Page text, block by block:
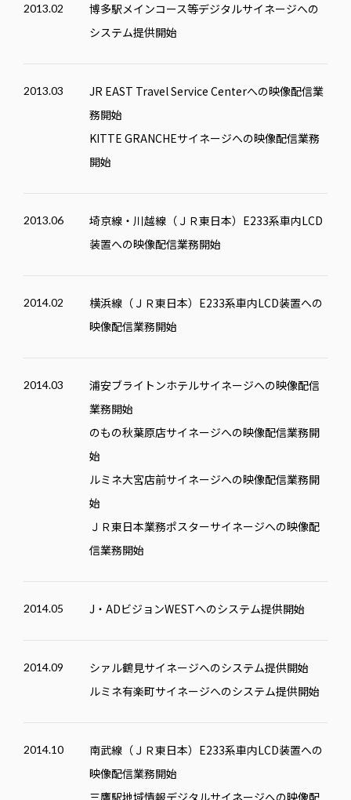
2013.02
博多駅メインコース等デジタルサイネージへの
システム提供開始
2013.03 JR EAST Travel Service Centerへの映像配信業
務開始
KITTE GRANCHEサイネージへの映像配信業務
開始
2013.06
埼京線・川越線（ＪＲ東日本）E233系車内LCD
装置への映像配信業務開始
2014.02
横浜線（ＪＲ東日本）E233系車内LCD装置への
映像配信業務開始
2014.03
浦安ブライトンホテルサイネージへの映像配信
業務開始
のもの秋葉原店サイネージへの映像配信業務開
始
ルミネ大宮店前サイネージへの映像配信業務開
始
ＪＲ東日本業務ポスターサイネージへの映像配
信業務開始
2014.05 J・ADビジョンWESTへのシステム提供開始
2014.09
シァル鶴見サイネージへのシステム提供開始
ルミネ有楽町サイネージへのシステム提供開始
2014.10
南武線（ＪＲ東日本）E233系車内LCD装置への
映像配信業務開始
三鷹駅地域情報デジタルサイネージへの映像配